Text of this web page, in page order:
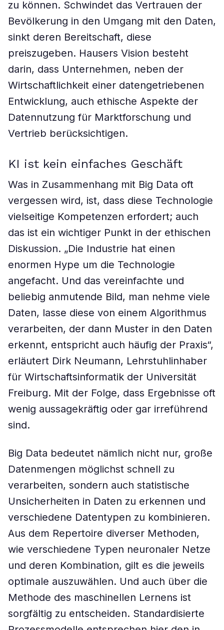
zu können. Schwindet das Vertrauen der
Bevölkerung in den Umgang mit den Daten,
sinkt deren Bereitschaft, diese
preiszugeben. Hausers Vision besteht
darin, dass Unternehmen, neben der
Wirtschaftlichkeit einer datengetriebenen
Entwicklung, auch ethische Aspekte der
Datennutzung für Marktforschung und
Vertrieb berücksichtigen.
KI ist kein einfaches Geschäft
Was in Zusammenhang mit Big Data oft
vergessen wird, ist, dass diese Technologie
vielseitige Kompetenzen erfordert; auch
das ist ein wichtiger Punkt in der ethischen
Diskussion. „Die Industrie hat einen
enormen Hype um die Technologie
angefacht. Und das vereinfachte und
beliebig anmutende Bild, man nehme viele
Daten, lasse diese von einem Algorithmus
verarbeiten, der dann Muster in den Daten
erkennt, entspricht auch häufig der Praxis“,
erläutert Dirk Neumann, Lehrstuhlinhaber
für Wirtschaftsinformatik der Universität
Freiburg. Mit der Folge, dass Ergebnisse oft
wenig aussagekräftig oder gar irreführend
sind.
Big Data bedeutet nämlich nicht nur, große
Datenmengen möglichst schnell zu
verarbeiten, sondern auch statistische
Unsicherheiten in Daten zu erkennen und
verschiedene Datentypen zu kombinieren.
Aus dem Repertoire diverser Methoden,
wie verschiedene Typen neuronaler Netze
und deren Kombination, gilt es die jeweils
optimale auszuwählen. Und auch über die
Methode des maschinellen Lernens ist
sorgfältig zu entscheiden. Standardisierte